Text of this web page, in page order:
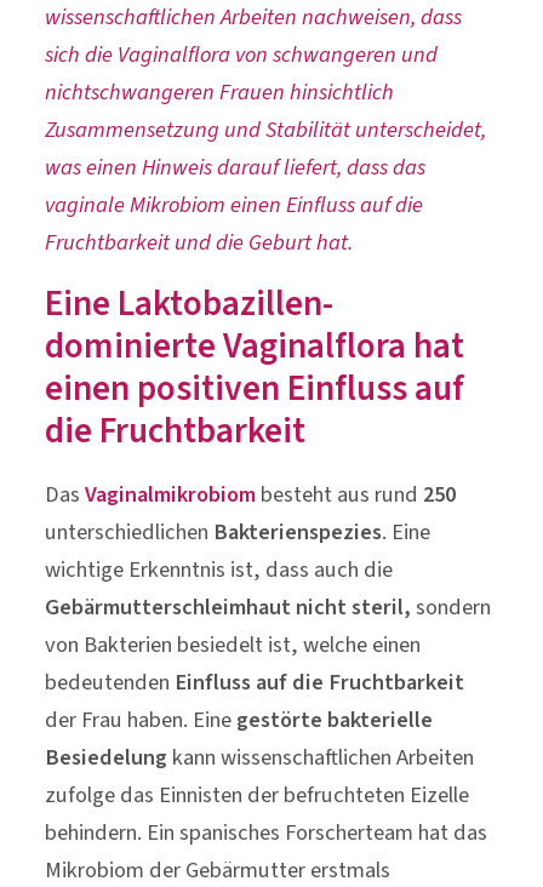
wissenschaftlichen Arbeiten nachweisen, dass
sich die Vaginalflora von schwangeren und
nichtschwangeren Frauen hinsichtlich
Zusammensetzung und Stabilität unterscheidet,
was einen Hinweis darauf liefert, dass das
vaginale Mikrobiom einen Einfluss auf die
Fruchtbarkeit und die Geburt hat.
Eine Laktobazillen-
dominierte Vaginalflora hat
einen positiven Einfluss auf
die Fruchtbarkeit
DasVaginalmikrobiombesteht aus rund 250
unterschiedlichen Bakterienspezies. Eine
wichtige Erkenntnis ist, dass auch die
Gebärmutterschleimhaut nicht steril,sondern
von Bakterien besiedelt ist, welche einen
bedeutenden Einfluss auf die Fruchtbarkeit
der Frau haben. Einegestörte bakterielle
Besiedelung kann wissenschaftlichen Arbeiten
zufolge das Einnisten der befruchteten Eizelle
behindern. Ein spanisches Forscherteam hat das
Mikrobiom der Gebärmutter erstmals